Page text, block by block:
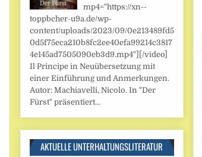
mp4="https://xn--
toppbcher-u9a.de/wp-
content/uploads/2023/09/0e213489fd5
0d5f75eca210b8fc2ee40efa99214c3817
4e145ad7505090eb3d9.mp4"][/video]
Il Principe in Neuübersetzung mit
einer Einführung und Anmerkungen.
Autor: Machiavelli, Nicolo. In "Der
Fürst" präsentiert...
AKTUELLE UNTERHALTUNGSLITERATUR